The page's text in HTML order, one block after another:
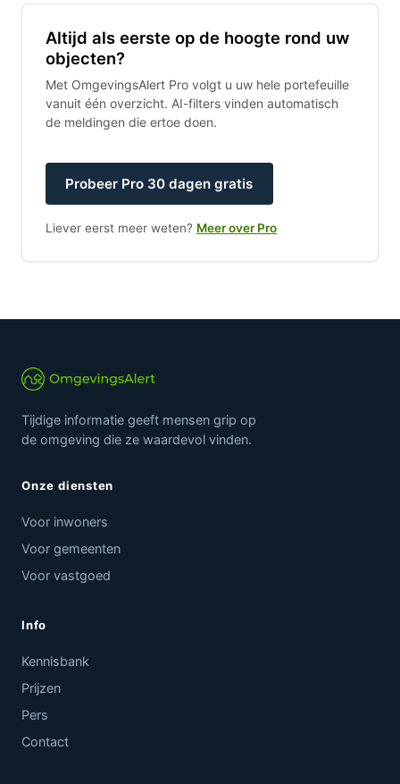
Altijd als eerste op de hoogte rond uw
objecten?
Met OmgevingsAlert Pro volgt u uw hele portefeuille
vanuit één overzicht. AI-filters vinden automatisch
de meldingen die ertoe doen.
Probeer Pro 30 dagen gratis
Liever eerst meer weten? Meer over Pro
Tijdige informatie geeft mensen grip op
de omgeving die ze waardevol vinden.
Onze diensten
Voor inwoners
Voor gemeenten
Voor vastgoed
Info
Kennisbank
Prijzen
Pers
Contact